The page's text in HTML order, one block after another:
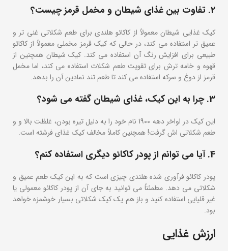
2. تفاوت بین غذای شیطان و مخمل قرمز چیست؟
کیک غذایی شیطان معمولاً از کاکائو هلندی برای طعم شکلاتی غنی تر و
عمیق تر استفاده می کند، در حالی که کیک قرمز مخملی معمولاً از کاکائو
طبیعی برای افزایش رنگ آن استفاده می کند. کیک شیطان همچنین از
قهوه و خامه ترش برای تقویت طعم شکلات استفاده می کند، اما مخمل
قرمز از دوغ و سرکه استفاده می کند تا طعم تند نمادین آن را بدهد.
3. چرا به این کیک، غذای شیطان گفته می شود؟
این کیک در اواخر دهه 1900 نام خود را به دلیل تیره بودن، غلظت بالا و و
طعم شکلاتی اش گرفت! همچنین کاملاً مخالف کیک غذای فرشته است.
4. آیا می توانم از پودر کاکائو دیگری استفاده کنم؟
پودر کاکائو فرآوری شده هلندی چیزی است که به این کیک طعم عمیق و
شکلاتی می دهد. مطمئناً می توانید به جای آن از پودر کاکائو معمولی یا
غیر قلیایی استفاده کنید و باز هم یک کیک شکلاتی بسیار خوشمزه خواهد
بود.
ارزش غذایی